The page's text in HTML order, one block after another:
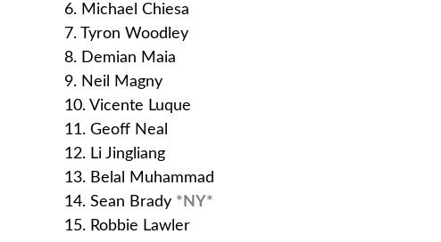
6. Michael Chiesa
7. Tyron Woodley
8. Demian Maia
9. Neil Magny
10. Vicente Luque
11. Geoff Neal
12. Li Jingliang
13. Belal Muhammad
14. Sean Brady *NY*
15. Robbie Lawler